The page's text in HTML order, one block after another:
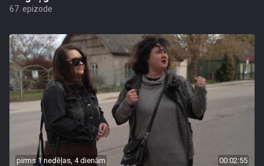
67. epizode
pirms 1 nedēļas, 4 dienām 00:02:55